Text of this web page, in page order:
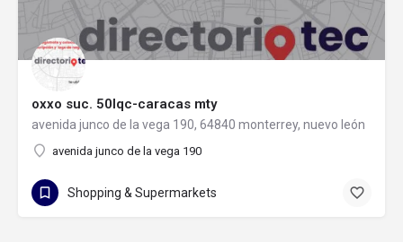
oxxo suc. 50lqc-caracas mty
avenida junco de la vega 190, 64840 monterrey, nuevo león
avenida junco de la vega 190
Shopping & Supermarkets